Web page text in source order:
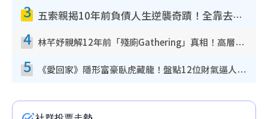
3 五索親揭10年前負債人生逆襲奇蹟！全靠去一地方轉運後即遇上馬先生
4 林芊妤親解12年前「殘廁Gathering」真相！高層解約一句話重創尊嚴至今拒返TVB
5 《愛回家》隱形富豪臥虎藏龍！盤點12位財氣逼人的有錢藝人：呢位靚女3億身家唔憂做